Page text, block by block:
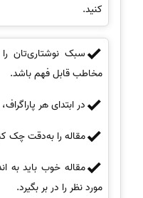
کنید.
سبک نوشتاری‌تان
مخاطب قابل فهم باشد.
در ابتدای هر
مقاله را به‌دقت چک
مقاله خوب باید به
مورد نظر را در بر بگیرد.